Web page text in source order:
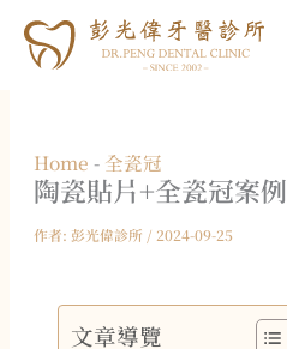
Home - 全瓷冠
陶瓷貼片+全瓷冠案例
作者: 彭光偉診所 / 2024-09-25
文章導覽